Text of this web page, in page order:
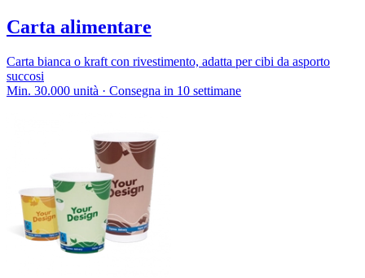
Carta alimentare
Carta bianca o kraft con rivestimento, adatta per cibi da asporto
succosi
Min. 30.000 unità · Consegna in 10 settimane